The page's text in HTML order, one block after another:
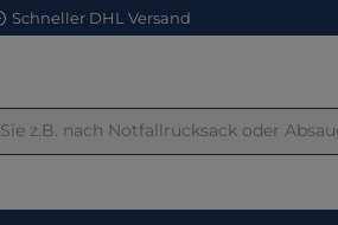
Schneller DHL Versand